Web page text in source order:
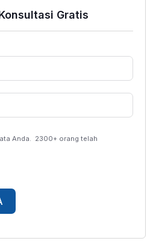
Gratis
Anda. 2300+ orang telah